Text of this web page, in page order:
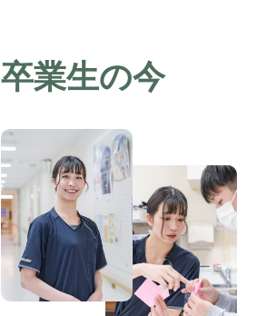
卒業生の今